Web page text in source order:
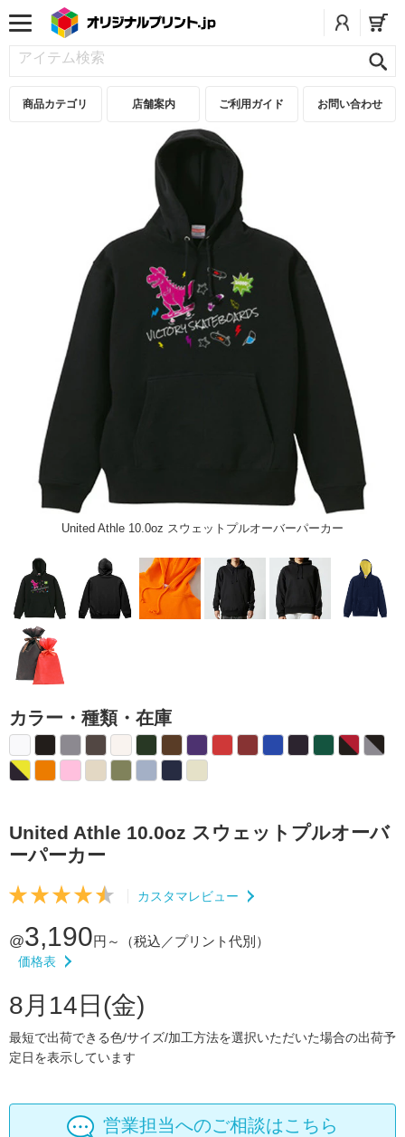
商品カテゴリ 店舗案内 ご利用ガイド お問い合わせ
United Athle 10.0oz スウェットプルオーバーパーカー
カラー・種類・在庫
United Athle 10.0oz スウェットプルオーバ
ーパーカー
カスタマレビュー
@3,190円～ （税込／プリント代別）
価格表
8月14日(金)
最短で出荷できる色/サイズ/加工方法を選択いただいた場合の出荷予
定日を表示しています
営業担当へのご相談はこちら